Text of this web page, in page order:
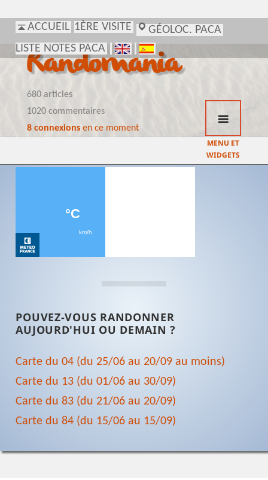
ACCUEIL 1ÈRE VISITE
GÉOLOC. PACA
LISTE NOTES PACA
Randomania
680 articles
1020 commentaires
8 connexionsen ce moment
MENU ET
WIDGETS
POUVEZ-VOUS RANDONNER
AUJOURD'HUI OU DEMAIN ?
Carte du 04 (du 25/06 au 20/09 au moins)
Carte du 13 (du 01/06 au 30/09)
Carte du 83 (du 21/06 au 20/09)
Carte du 84 (du 15/06 au 15/09)